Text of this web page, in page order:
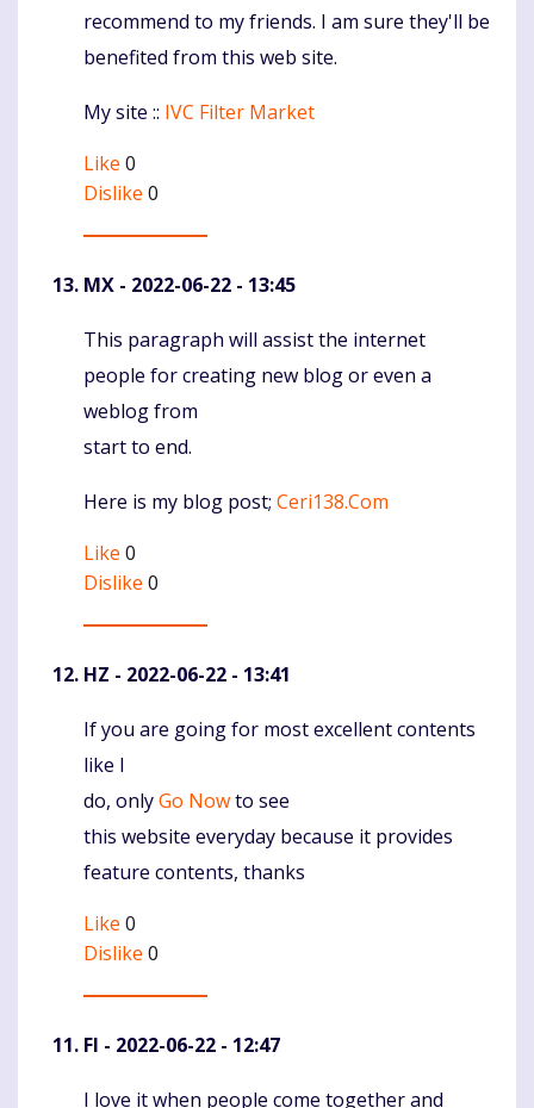
recommend to my friends. I am sure they'll be
benefited from this web site.
My site :: IVC Filter Market
Like 0
Dislike 0
MX - 2022-06-22 - 13:45
Komentaras
This paragraph will assist the internet
people for creating new blog or even a
weblog from
start to end.
Here is my blog post; Ceri138.Com
Like 0
Dislike 0
HZ - 2022-06-22 - 13:41
Komentaras
If you are going for most excellent contents
like I
do, onlyGo Nowto see
this website everyday because it provides
feature contents, thanks
Like 0
Dislike 0
FI - 2022-06-22 - 12:47
I love it when people come together and